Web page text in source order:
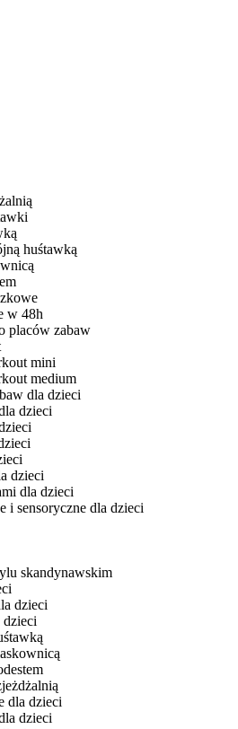
huśtawką
w 48h
placów zabaw
mini
medium
dla dzieci
dzieci
dzieci
dla dzieci
i sensoryczne dla dzieci
skandynawskim
dzieci
dla dzieci
dzieci